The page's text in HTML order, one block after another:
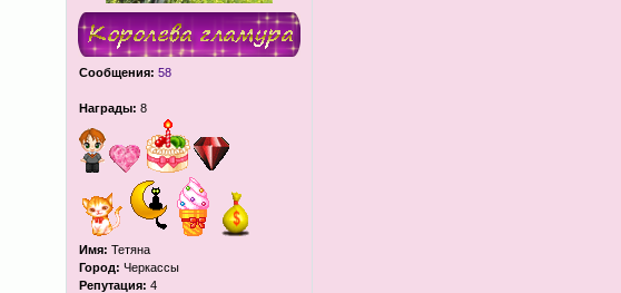
Сообщения: 58
Награды: 8
Имя: Тетяна
Город: Черкассы
Репутация: 4